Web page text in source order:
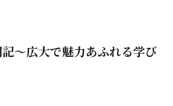
〜広大で魅力あふれる学び